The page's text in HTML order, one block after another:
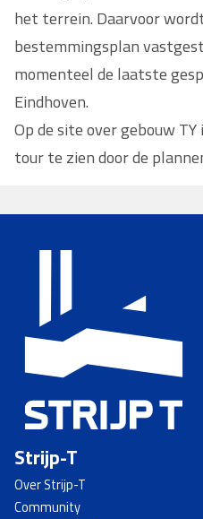
het terrein. Daarvoor
bestemmingsplan
momenteel de laatste
Eindhoven.
Op de site over gebouw
tour te zien door de
Strijp-T
Over Strijp-T
Community